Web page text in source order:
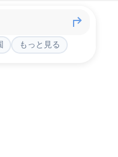
もっと見る